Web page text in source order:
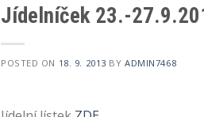
Jídelníček 23.-
POSTED ON 18. 9. 2013 BYADMIN7468